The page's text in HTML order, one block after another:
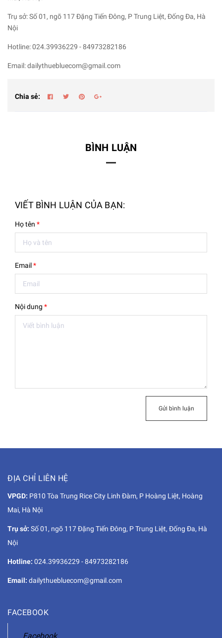
Trụ sở: Số 01, ngõ 117 Đặng Tiến Đông, P Trung Liệt, Đống Đa, Hà
Nội
Hotline: 024.39936229 - 84973282186
Email: dailythuebluecom@gmail.com
Chia sẻ:
BÌNH LUẬN
VIẾT BÌNH LUẬN CỦA BẠN:
Họ tên *
Email*
Nội dung *
Gửi bình luận
ĐỊA CHỈ LIÊN HỆ
VPGD: P810 Tòa Trung Rice City Linh Đàm, P Hoàng Liệt, Hoàng
Mai, Hà Nội
Trụ sở: Số 01, ngõ 117 Đặng Tiến Đông, P Trung Liệt, Đống Đa, Hà
Nội
Hotline: 024.39936229 -84973282186
Email: dailythuebluecom@gmail.com
FACEBOOK
Facebook